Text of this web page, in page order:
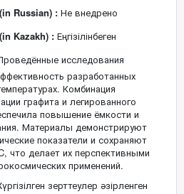
Russian) : Не внедрено
Kazakh) : Еңгізілінбеген
исследования
разработанных
Комбинация
графита и легированного
повышение ёмкости и
Материалы демонстрируют
показатели и сохраняют
что делает их перспективными
применений.
зерттеулер әзірленген